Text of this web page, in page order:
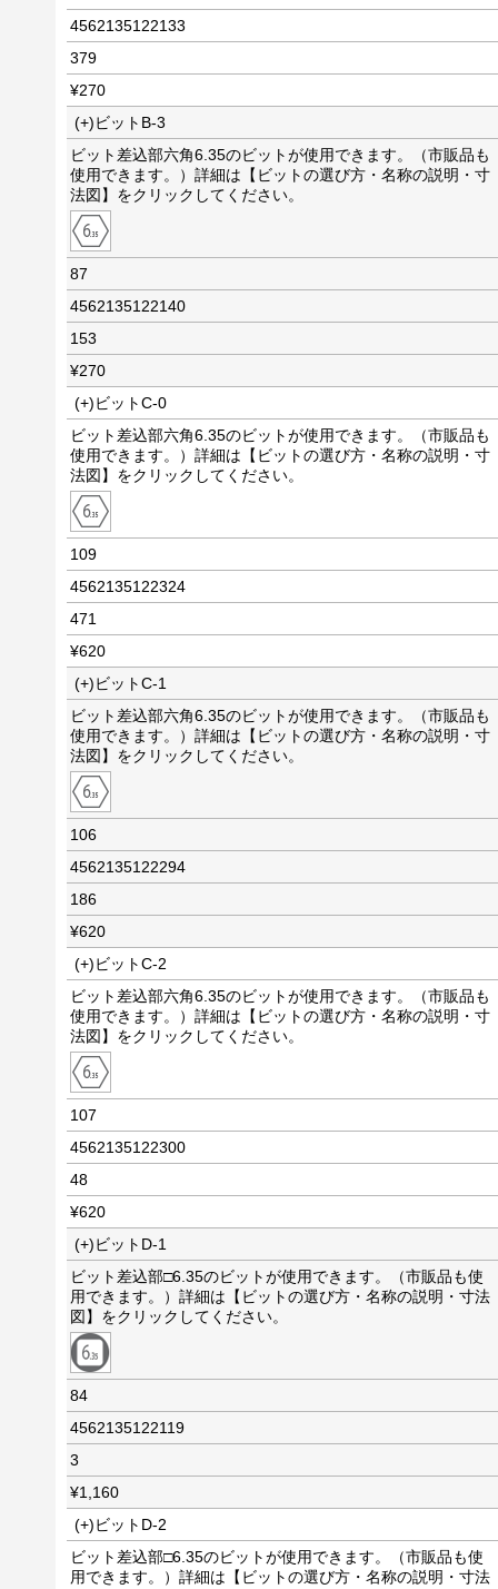
4562135122133
379
¥270
(+)ビットB-3
ビット差込部六角6.35のビットが使用できます。（市販品も
使用できます。）詳細は【ビットの選び方・名称の説明・寸
法図】をクリックしてください。
87
4562135122140
153
¥270
(+)ビットC-0
ビット差込部六角6.35のビットが使用できます。（市販品も
使用できます。）詳細は【ビットの選び方・名称の説明・寸
法図】をクリックしてください。
109
4562135122324
471
¥620
(+)ビットC-1
ビット差込部六角6.35のビットが使用できます。（市販品も
使用できます。）詳細は【ビットの選び方・名称の説明・寸
法図】をクリックしてください。
106
4562135122294
186
¥620
(+)ビットC-2
ビット差込部六角6.35のビットが使用できます。（市販品も
使用できます。）詳細は【ビットの選び方・名称の説明・寸
法図】をクリックしてください。
107
4562135122300
48
¥620
(+)ビットD-1
ビット差込部□6.35のビットが使用できます。（市販品も使
用できます。）詳細は【ビットの選び方・名称の説明・寸法
図】をクリックしてください。
84
4562135122119
3
¥1,160
(+)ビットD-2
ビット差込部□6.35のビットが使用できます。（市販品も使
用できます。）詳細は【ビットの選び方・名称の説明・寸法